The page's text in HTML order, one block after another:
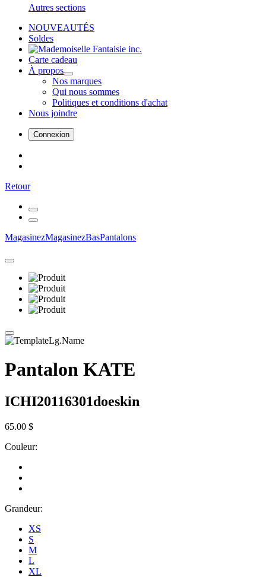
Autres sections
NOUVEAUTÉS
Soldes
Carte cadeau
À propos
Nos marques
Qui nous sommes
Politiques et conditions d'achat
Nous joindre
Connexion
Retour
MagasinezMagasinezBasPantalons
Pantalon KATE
ICHI20116301doeskin
65.00 $
Couleur:
Grandeur:
XS
S
M
L
XL